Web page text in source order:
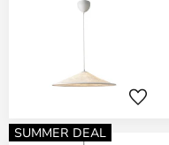
SUMMER DEAL